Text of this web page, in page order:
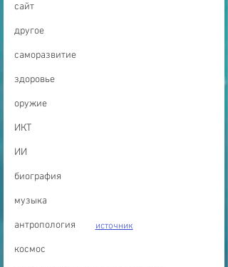
сайт
другое
саморазвитие
здоровье
оружие
ИКТ
ИИ
биография
музыка
антропология
космос
источник